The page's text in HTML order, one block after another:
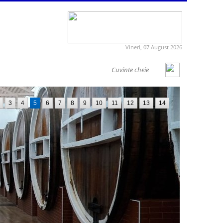
Vineri, 07 August 2026
3 4 5 6 7 8 9 10 11 12 13 14